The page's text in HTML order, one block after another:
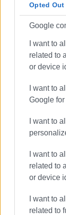
Opted Out
Google
I want to
related to
or device
I want to
Google
I want to
I want to
related to
or device
I want to
related to